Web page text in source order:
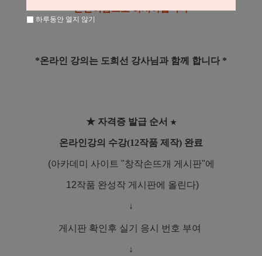
본인이름으로하셔야합니다
*온라인 강의는 도희선 강사님 과 함께 합니다 *
★ 자격증 발급 순서 ★
온라인강의 수강(12작품 제작) 완료
(아카데미 사이트 "창작손뜨개 게시판"에
12작품 완성작 게시판에 올린다)
↓
게시판 확인후 실기 응시 번호 부여
↓
하루동안 열지 않기